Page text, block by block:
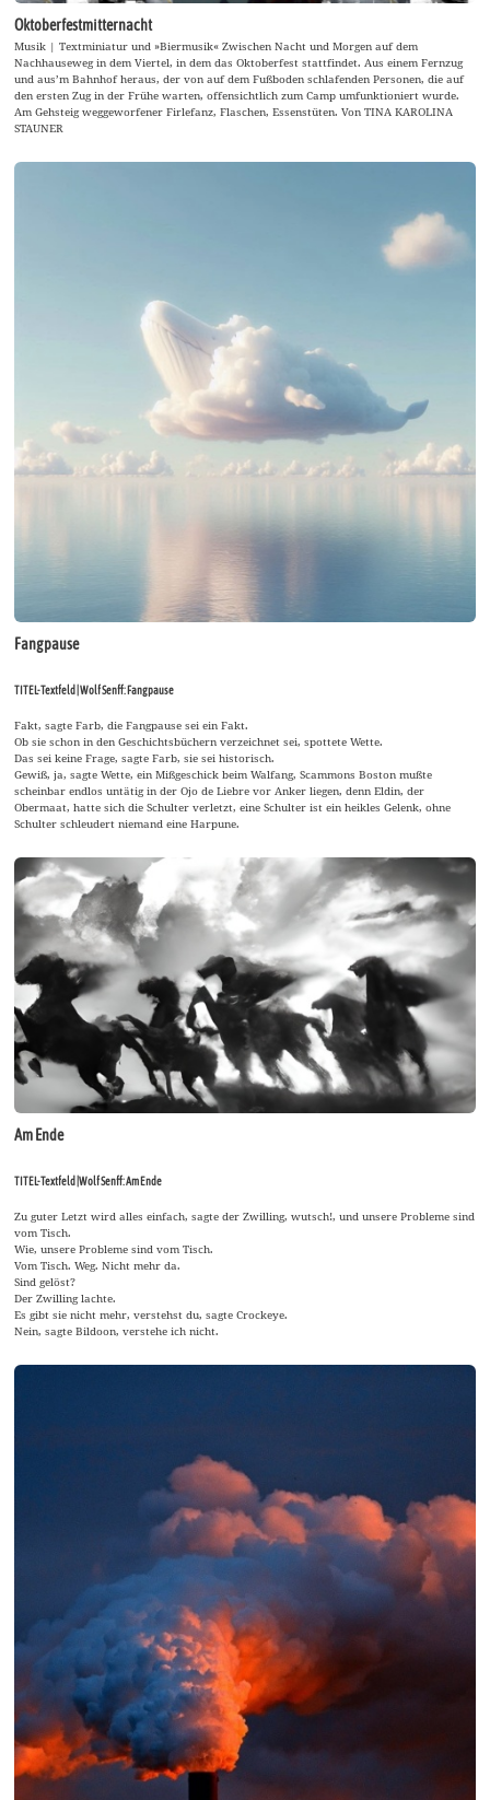
Oktoberfestmitternacht
Musik | Textminiatur und »Biermusik« Zwischen Nacht und Morgen auf dem
Nachhauseweg in dem Viertel, in dem das Oktoberfest stattfindet. Aus einem Fernzug
und aus’m Bahnhof heraus, der von auf dem Fußboden schlafenden Personen, die auf
den ersten Zug in der Frühe warten, offensichtlich zum Camp umfunktioniert wurde.
Am Gehsteig weggeworfener Firlefanz, Flaschen, Essenstüten. Von TINA KAROLINA
STAUNER
Fangpause
TITEL-Textfeld | Wolf Senff: Fangpause
Fakt, sagte Farb, die Fangpause sei ein Fakt.
Ob sie schon in den Geschichtsbüchern verzeichnet sei, spottete Wette.
Das sei keine Frage, sagte Farb, sie sei historisch.
Gewiß, ja, sagte Wette, ein Mißgeschick beim Walfang, Scammons Boston mußte
scheinbar endlos untätig in der Ojo de Liebre vor Anker liegen, denn Eldin, der
Obermaat, hatte sich die Schulter verletzt, eine Schulter ist ein heikles Gelenk, ohne
Schulter schleudert niemand eine Harpune.
Am Ende
TITEL-Textfeld |Wolf Senff: Am Ende
Zu guter Letzt wird alles einfach, sagte der Zwilling, wutsch!, und unsere Probleme sind
vom Tisch.
Wie, unsere Probleme sind vom Tisch.
Vom Tisch. Weg. Nicht mehr da.
Sind gelöst?
Der Zwilling lachte.
Es gibt sie nicht mehr, verstehst du, sagte Crockeye.
Nein, sagte Bildoon, verstehe ich nicht.